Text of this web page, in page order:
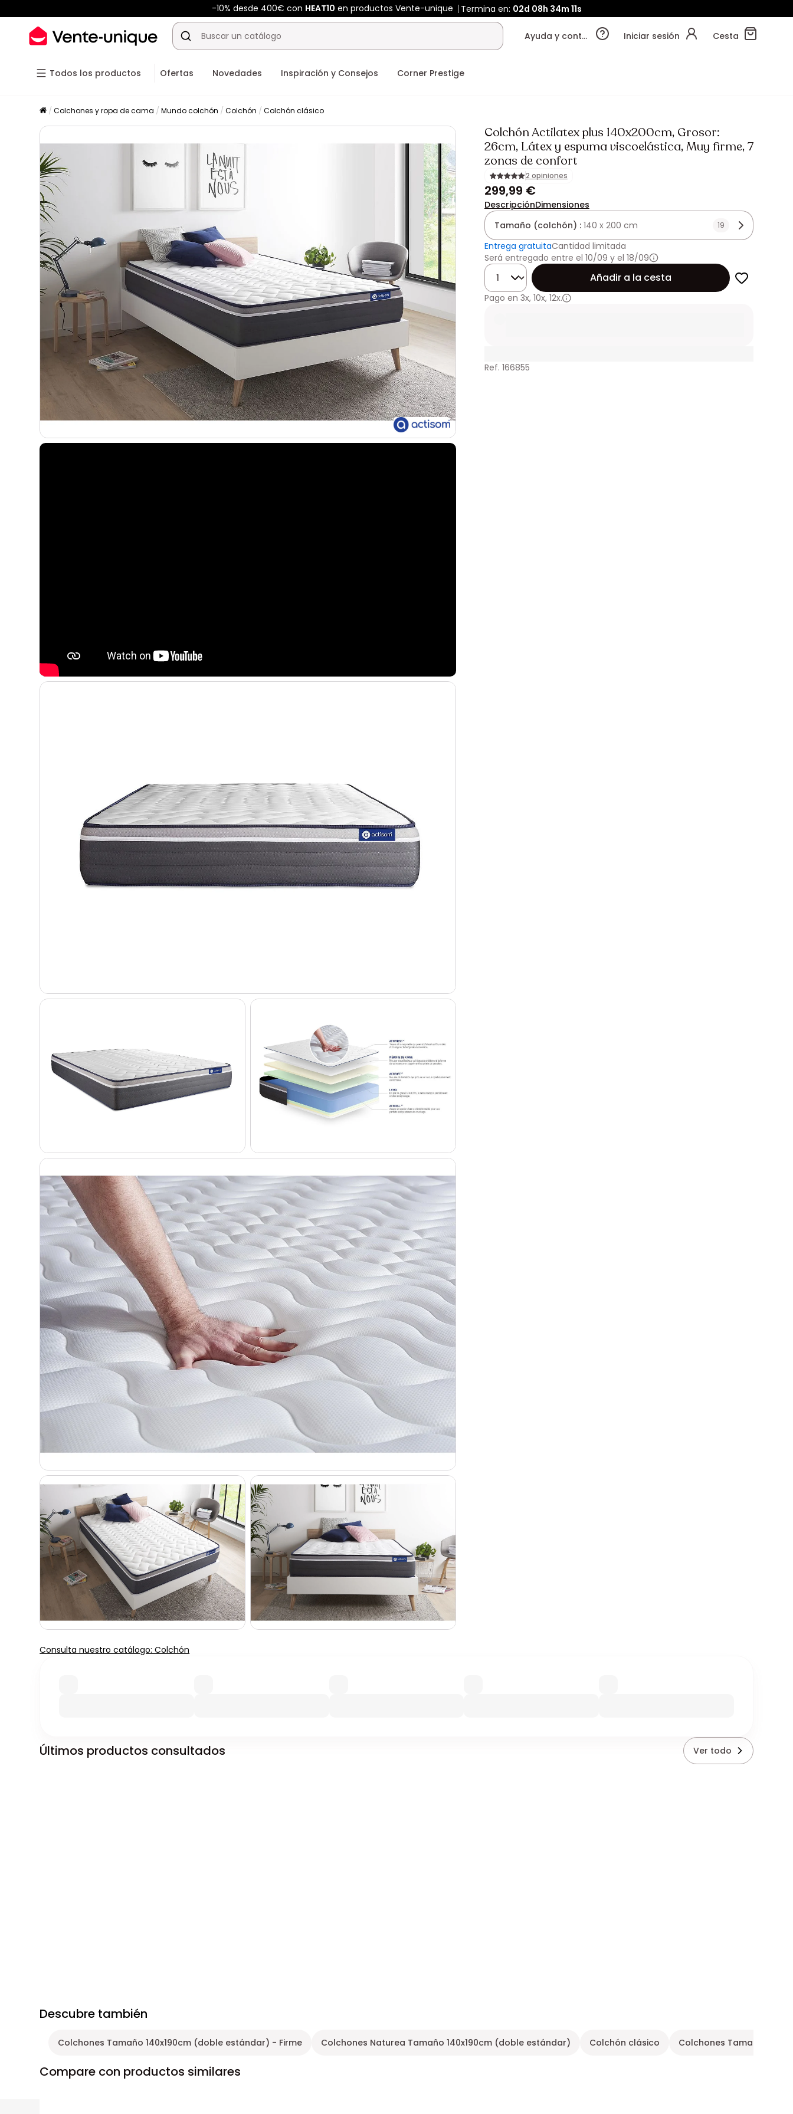
-10% desde 400€ con HEAT10en productos Vente-unique Termina en: 02d 08h 34m 10s
Ayuda y contacto Iniciar sesión Cesta
Todos los productos Ofertas Novedades Inspiración y Consejos Corner Prestige
Colchones y ropa de cama Mundo colchón Colchón Colchón clásico
Colchón Actilatex plus 140x200cm, Grosor:
26cm, Látex y espuma viscoelástica, Muy firme, 7
zonas de confort
2 opiniones
299,99 €
DescripciónDimensiones
Tamaño (colchón) : 140 x 200 cm 19
Entrega gratuitaCantidad limitada
Será entregado entre el 10/09 y el 18/09
Cantidad
Añadir a la cesta
Pago en 3x, 10x, 12x.
Ref. 166855
Consulta nuestro catálogo: Colchón
Últimos productos consultados Ver todo
Descubre también
Colchones Tamaño 140x190cm (doble estándar) - Firme Colchones Naturea Tamaño 140x190cm (doble estándar) Colchón clásico Colchones Tamaño
Compare con productos similares